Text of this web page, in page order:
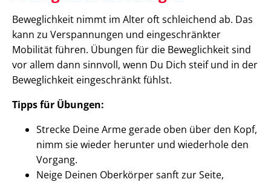
Beweglichkeit nimmt im Alter oft schleichend ab. Das
kann zu Verspannungen und eingeschränkter
Mobilität führen. Übungen für die Beweglichkeit sind
vor allem dann sinnvoll, wenn Du Dich steif und in der
Beweglichkeit eingeschränkt fühlst.
Tipps für Übungen:
Strecke Deine Arme gerade oben über den Kopf,
nimm sie wieder herunter und wiederhole den
Vorgang.
Neige Deinen Oberkörper sanft zur Seite,